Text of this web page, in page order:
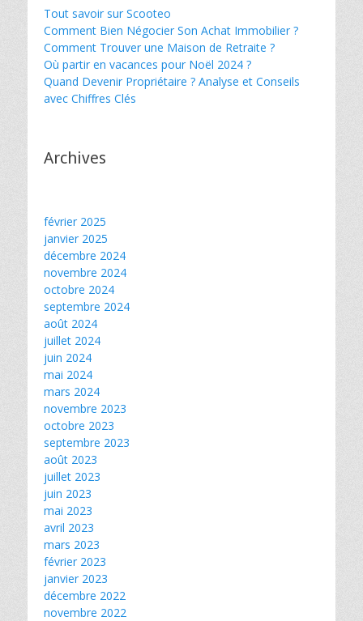
Tout savoir sur Scooteo
Comment Bien Négocier Son Achat Immobilier ?
Comment Trouver une Maison de Retraite ?
Où partir en vacances pour Noël 2024 ?
Quand Devenir Propriétaire ? Analyse et Conseils
avec Chiffres Clés
Archives
février 2025
janvier 2025
décembre 2024
novembre 2024
octobre 2024
septembre 2024
août 2024
juillet 2024
juin 2024
mai 2024
mars 2024
novembre 2023
octobre 2023
septembre 2023
août 2023
juillet 2023
juin 2023
mai 2023
avril 2023
mars 2023
février 2023
janvier 2023
décembre 2022
novembre 2022